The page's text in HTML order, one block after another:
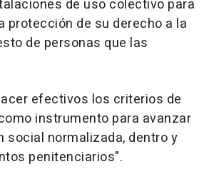
de uso colectivo para
protección de su derecho a la
de personas que las
efectivos los criterios de
instrumento para avanzar
social normalizada, dentro y
penitenciarios".